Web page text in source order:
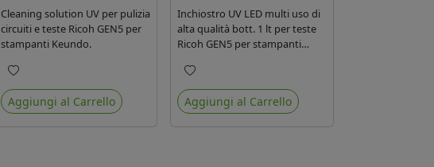
Cleaning solution UV per pulizia
circuiti e teste Ricoh GEN5 per
stampanti Keundo.
Preferiti
Aggiungi al Carrello
Inchiostro UV LED multi uso di
alta qualità bott. 1 lt per teste
Ricoh GEN5 per stampanti
materiali flessibili che materiali
rigidi.
Preferiti
Aggiungi al Carrello